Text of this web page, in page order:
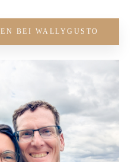
BEI WALLYGUSTO